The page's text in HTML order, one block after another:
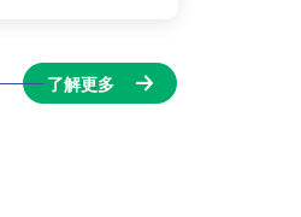
了解更多